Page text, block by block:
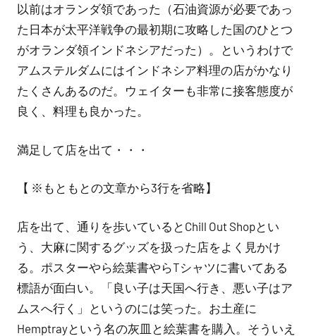
以前はオランダ領であった（石油資源が必要であっ
た日本が太平洋戦争の最初期に攻略した国のひとつ
がオランダ領インドネシアだった）。というわけで
アムステルダムにはインドネシア料理の店がかなり
たくさんあるのだ。ウェイターも非常に接客態度が
良く、料理も良かった。
満足して店を出て・・・
【 ※もともとの文章から3行を省略】
店を出て、通りを歩いているとChill Out Shopとい
う、大麻に関するグッズを扱った店をよく見かけ
る。ポスターやら絵葉書やらTシャツに書いてある
標語が面白い。「良い子は天国へ行き、悪い子はア
ムスへ行く」というのには笑った。お土産に
Hemptrayという名の灰皿と絵葉書を購入。そういえ